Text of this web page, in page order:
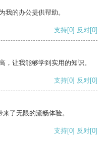
我的办公提供帮助。
支持[0] 反对[0]
，让我能够学到实用的知识。
支持[0] 反对[0]
了无限的流畅体验。
支持[0] 反对[0]